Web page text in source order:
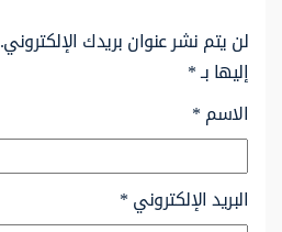
لن يتم نشر عنوان بريدك الإلكتروني.
إليها بـ*
الاسم*
البريد الإلكتروني*